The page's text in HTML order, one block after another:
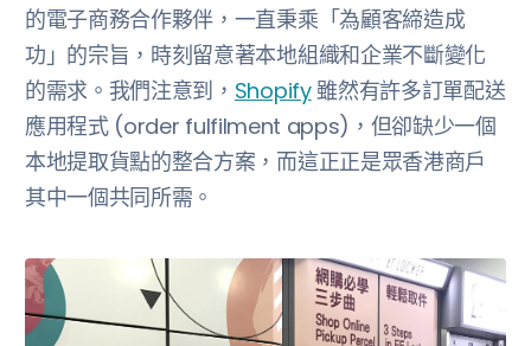
的電子商務合作夥伴，一直秉乘「為顧客締造成
功」的宗旨，時刻留意著本地組織和企業不斷變化
的需求。我們注意到， Shopify雖然有許多訂單配送
應用程式 (order fulfilment apps)，但卻缺少一個
本地提取貨點的整合方案，而這正正是眾香港商戶
其中一個共同所需。